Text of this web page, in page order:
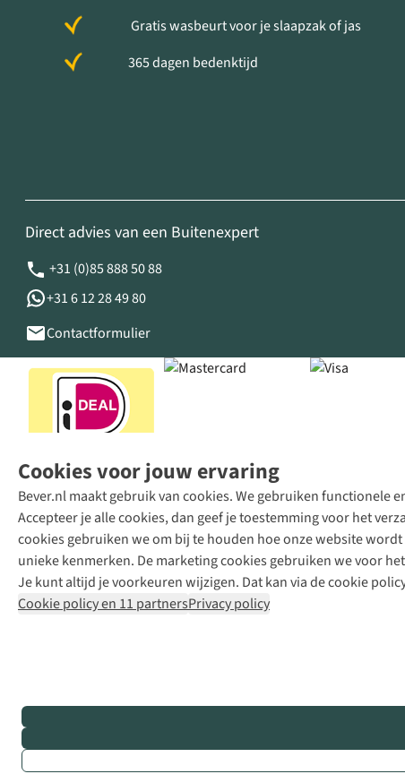
Cookies voor jouw ervaring
Bever.nl maakt gebruik van cookies. We gebruiken functionele
Accepteer je alle cookies, dan geef je toestemming voor het
cookies gebruiken we om bij te houden hoe onze website
unieke kenmerken. De marketing cookies gebruiken we voor
Je kunt altijd je voorkeuren wijzigen. Dat kan via de cookie
Cookie policy en 11 partnersPrivacy policy
Gratis wasbeurt voor je slaapzak of jas
365 dagen bedenktijd
Direct advies van een Buitenexpert
+31 (0)85 888 50 88
+31 6 12 28 49 80
Contactformulier